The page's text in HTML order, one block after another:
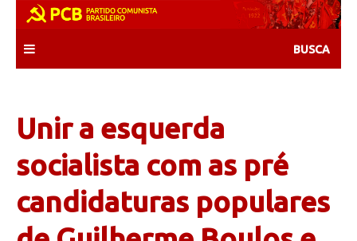
content
Unir a esquerda
socialista com as pré
candidaturas populares